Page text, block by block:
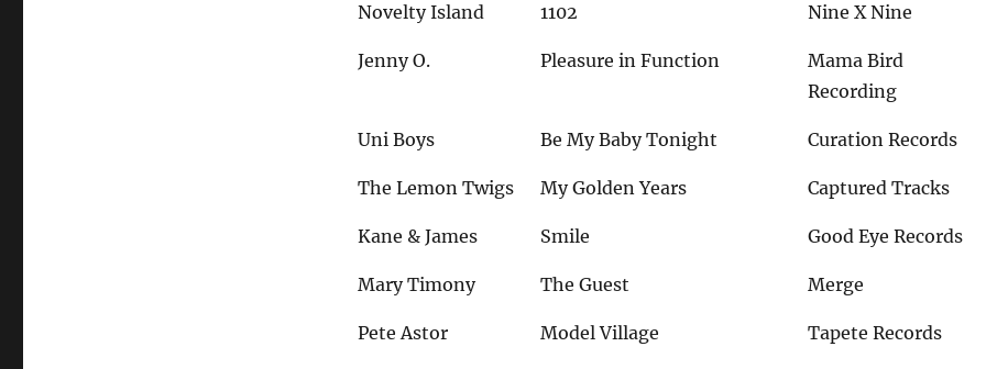
Novelty Island 1102 Nine X Nine
Jenny O. Pleasure in Function
Mama Bird
Recording
Uni Boys Be My Baby Tonight Curation Records
The Lemon Twigs My Golden Years Captured Tracks
Kane & James Smile Good Eye Records
Mary Timony The Guest Merge
Pete Astor Model Village Tapete Records